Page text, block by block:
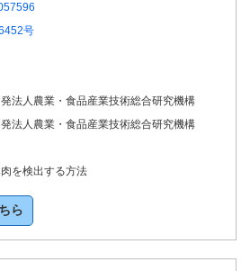
号
法人農業・食品産業技術総合研究機構
法人農業・食品産業技術総合研究機構
を検出する方法
ら